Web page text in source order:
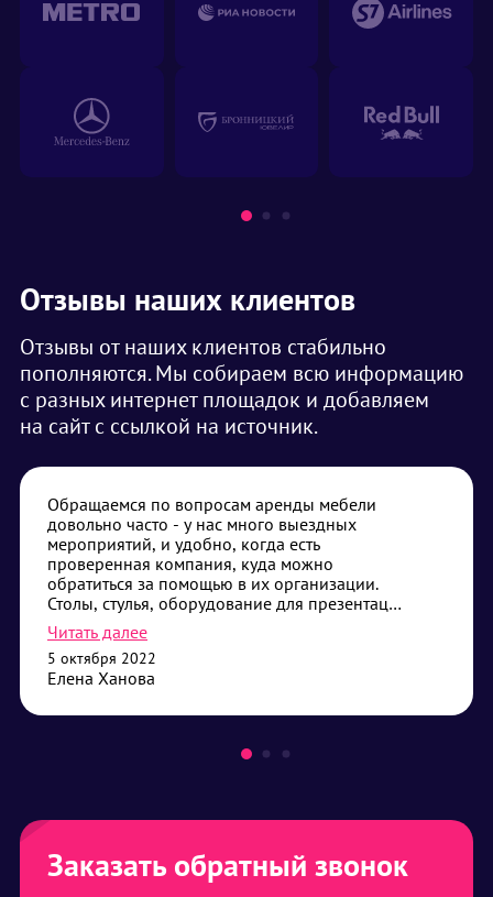
Отзывы наших клиентов
Отзывы от наших клиентов стабильно
пополняются. Мы собираем всю информацию
с разных интернет площадок и добавляем
на сайт с ссылкой на источник.
Обращаемся по вопросам аренды мебели
довольно часто - у нас много выездных
мероприятий, и удобно, когда есть
проверенная компания, куда можно
обратиться за помощью в их организации.
Столы, стулья, оборудование для презентаций
- самые частые наши запросы. Привозят без
опозданий, помогают с установкой, если
требуется - всегда дадут совет что лучше
выбрать. Сотрудничество нас устраивает,
Читать далее
5 октября 2022
Елена Ханова
Заказать обратный звонок